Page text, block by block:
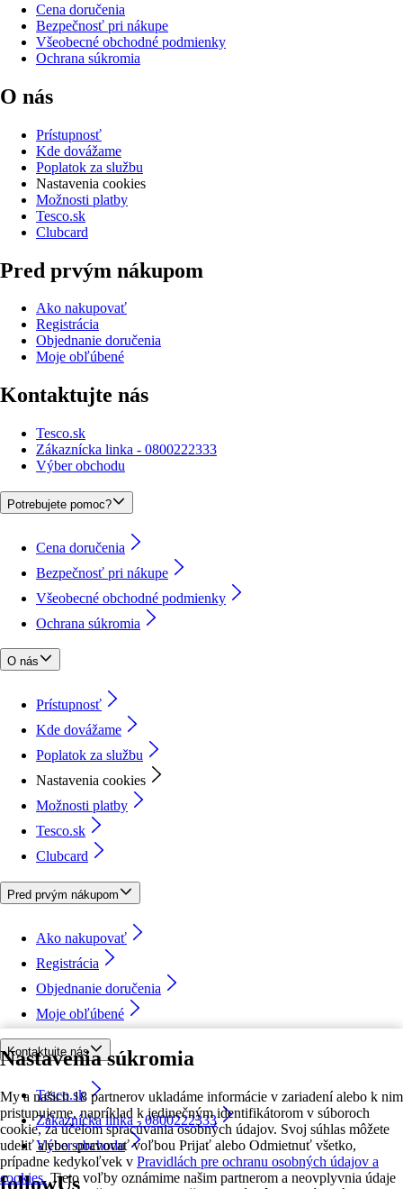
Nastavenia súkromia
My a našich 18 partnerov ukladáme informácie v zariadení alebo k nim
pristupujeme, napríklad k jedinečným identifikátorom v súboroch
cookie, za účelom spracúvania osobných údajov. Svoj súhlas môžete
udeliť alebo spravovať voľbou Prijať alebo Odmietnuť všetko,
prípadne kedykoľvek v Pravidlách pre ochranu osobných údajov a
cookies. Tieto voľby oznámime našim partnerom a neovplyvnia údaje
Cena doručenia
Bezpečnosť pri nákupe
Všeobecné obchodné podmienky
Ochrana súkromia
O nás
Prístupnosť
Kde dovážame
Poplatok za službu
Nastavenia cookies
Možnosti platby
Tesco.sk
Clubcard
Pred prvým nákupom
Ako nakupovať
Registrácia
Objednanie doručenia
Moje obľúbené
Kontaktujte nás
Tesco.sk
Zákaznícka linka - 0800222333
Výber obchodu
Potrebujete pomoc?
Cena doručenia
Bezpečnosť pri nákupe
Všeobecné obchodné podmienky
Ochrana súkromia
O nás
Prístupnosť
Kde dovážame
Poplatok za službu
Nastavenia cookies
Možnosti platby
Tesco.sk
Clubcard
Pred prvým nákupom
Ako nakupovať
Registrácia
Objednanie doručenia
Moje obľúbené
Kontaktujte nás
Tesco.sk
Zákaznícka linka - 0800222333
Výber obchodu
followUs